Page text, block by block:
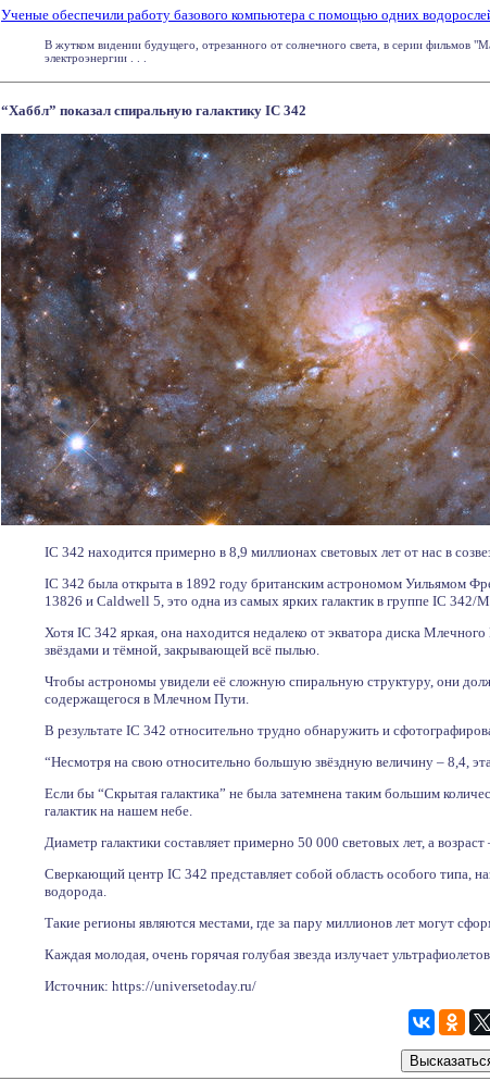
Ученые обеспечили работу базового компьютера с помощью одних
В жутком видении будущего, отрезанного от солнечного света, в серии фильмов
электроэнергии . . .
“Хаббл” показал спиральную галактику IC 342
IC 342 находится примерно в 8,9 миллионах световых лет от нас в
IC 342 была открыта в 1892 году британским астрономом Уильямом
13826 и Caldwell 5, это одна из самых ярких галактик в группе IC 342/
Хотя IC 342 яркая, она находится недалеко от экватора диска
звёздами и тёмной, закрывающей всё пылью.
Чтобы астрономы увидели её сложную спиральную структуру, они
содержащегося в Млечном Пути.
В результате IC 342 относительно трудно обнаружить и
“Несмотря на свою относительно большую звёздную величину – 8,4,
Если бы “Скрытая галактика” не была затемнена таким большим
галактик на нашем небе.
Диаметр галактики составляет примерно 50 000 световых лет, а
Сверкающий центр IC 342 представляет собой область особого типа,
водорода.
Такие регионы являются местами, где за пару миллионов лет могут
Каждая молодая, очень горячая голубая звезда излучает
Источник: https://universetoday.ru/